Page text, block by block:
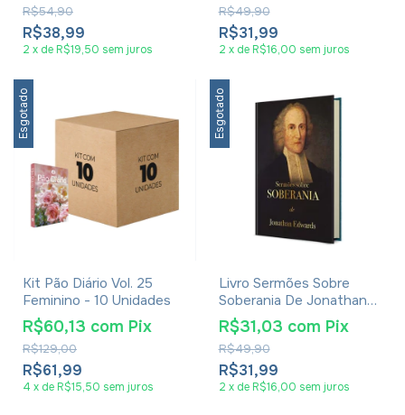
R$38,99
R$54,90
2 x de R$19,50 sem juros
R$31,99
R$49,90
2 x de R$16,00 sem juros
Esgotado
Kit Pão Diário Vol. 25
Feminino - 10 Unidades
R$61,99
R$129,00
R$60,13 com Pix
4 x de R$15,50 sem juros
Esgotado
Livro Sermões Sobre
Soberania De Jonathan
Edwards
R$31,99
R$49,90
R$31,03 com Pix
2 x de R$16,00 sem juros